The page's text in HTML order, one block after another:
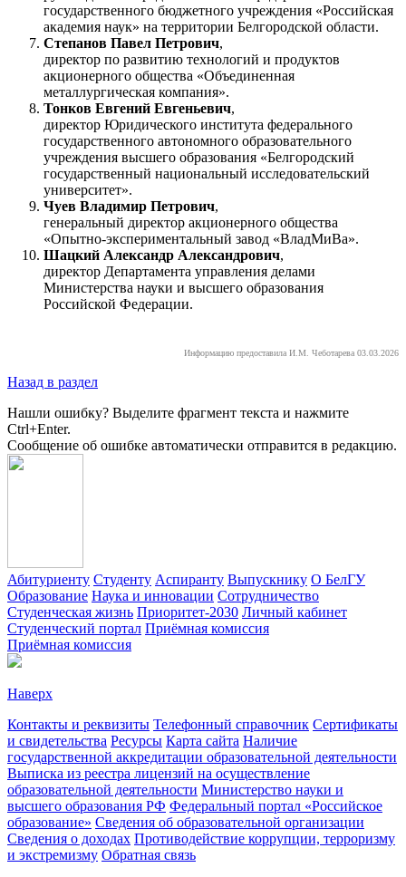
государственного бюджетного учреждения «Российская
академия наук» на территории Белгородской области.
Степанов Павел Петрович,
директор по развитию технологий и продуктов
акционерного общества «Объединенная
металлургическая компания».
Тонков Евгений Евгеньевич,
директор Юридического института федерального
государственного автономного образовательного
учреждения высшего образования «Белгородский
государственный национальный исследовательский
университет».
Чуев Владимир Петрович,
генеральный директор акционерного общества
«Опытно-экспериментальный завод «ВладМиВа».
Шацкий Александр Александрович,
директор Департамента управления делами
Министерства науки и высшего образования
Российской Федерации.
Информацию предоставила И.М. Чеботарева 03.03.2026
Назад в раздел
Нашли ошибку? Выделите фрагмент текста и нажмите
Ctrl+Enter.
Сообщение об ошибке автоматически отправится в редакцию.
Абитуриенту Студенту Аспиранту Выпускнику О БелГУ
Образование Наука и инновации Сотрудничество
Студенческая жизнь Приоритет-2030 Личный кабинет
Студенческий портал Приёмная комиссия
Приёмная комиссия
Наверх
Контакты и реквизиты Телефонный справочник Сертификаты
и свидетельства Ресурсы Карта сайта Наличие
государственной аккредитации образовательной деятельности
Выписка из реестра лицензий на осуществление
образовательной деятельности Министерствo науки и
высшего образования РФ Федеральный портал «Российское
образование» Сведения об образовательной организации
Сведения о доходах Противодействие коррупции, терроризму
и экстремизму Обратная связь